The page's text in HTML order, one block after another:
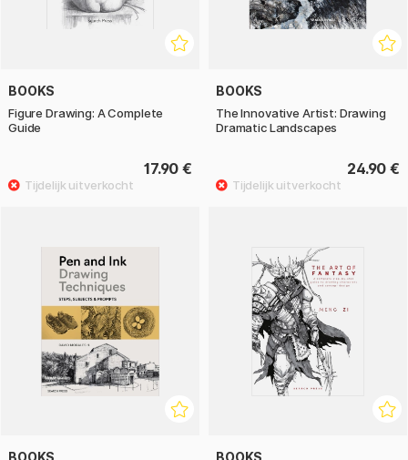
BOOKS
Figure Drawing: A Complete
Guide
17.90 €
BOOKS
The Innovative Artist: Drawing
Dramatic Landscapes
24.90 €